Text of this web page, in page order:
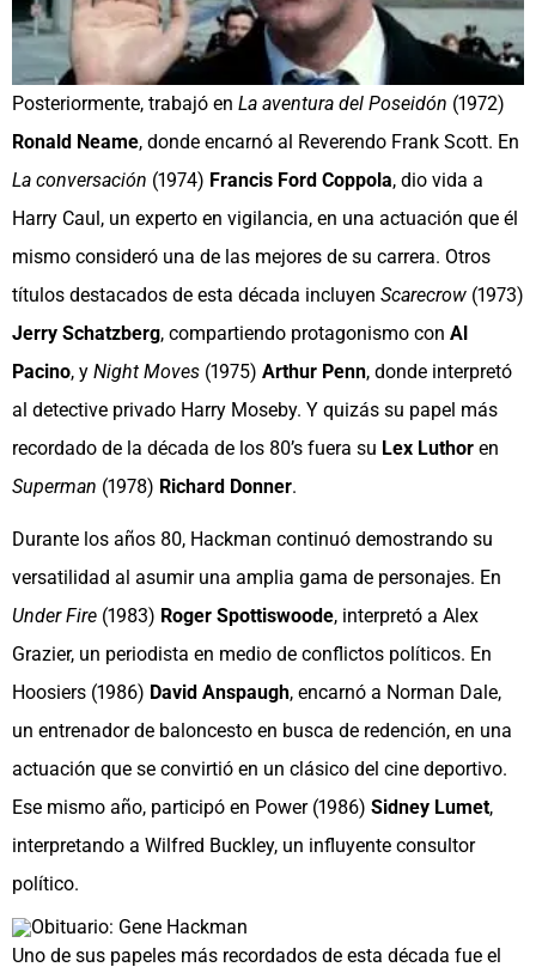
Posteriormente, trabajó en La aventura del Poseidón (1972)
Ronald Neame, donde encarnó al Reverendo Frank Scott. En
La conversación (1974) Francis Ford Coppola, dio vida a
Harry Caul, un experto en vigilancia, en una actuación que él
mismo consideró una de las mejores de su carrera. Otros
títulos destacados de esta década incluyen Scarecrow (1973)
Jerry Schatzberg, compartiendo protagonismo con Al
Pacino, y Night Moves (1975) Arthur Penn, donde interpretó
al detective privado Harry Moseby. Y quizás su papel más
recordado de la década de los 80’s fuera su Lex Luthor en
Superman (1978) Richard Donner.
Durante los años 80, Hackman continuó demostrando su
versatilidad al asumir una amplia gama de personajes. En
Under Fire (1983) Roger Spottiswoode, interpretó a Alex
Grazier, un periodista en medio de conflictos políticos. En
Hoosiers (1986) David Anspaugh, encarnó a Norman Dale,
un entrenador de baloncesto en busca de redención, en una
actuación que se convirtió en un clásico del cine deportivo.
Ese mismo año, participó en Power (1986) Sidney Lumet,
interpretando a Wilfred Buckley, un influyente consultor
político.
Uno de sus papeles más recordados de esta década fue el